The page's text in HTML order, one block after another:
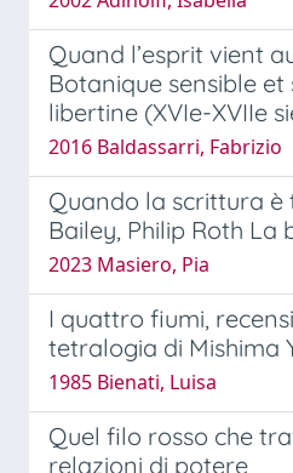
Quand l’esprit vient
Botanique sensible et
libertine (XVIe-XVIIe
2016 Baldassarri, Fabrizio
Quando la scrittura è
Bailey, Philip Roth La
2023 Masiero, Pia
I quattro fiumi,
tetralogia di Mishima
1985 Bienati, Luisa
Quel filo rosso che
relazioni di potere